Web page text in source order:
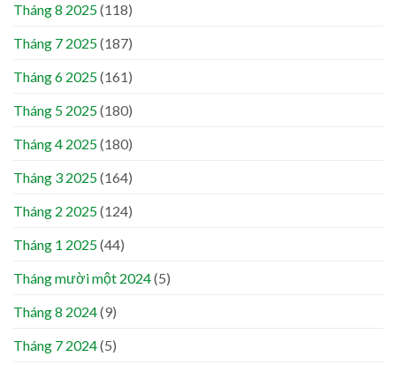
Tháng 8 2025(118)
Tháng 7 2025(187)
Tháng 6 2025(161)
Tháng 5 2025(180)
Tháng 4 2025(180)
Tháng 3 2025(164)
Tháng 2 2025(124)
Tháng 1 2025(44)
Tháng mười một 2024(5)
Tháng 8 2024(9)
Tháng 7 2024(5)